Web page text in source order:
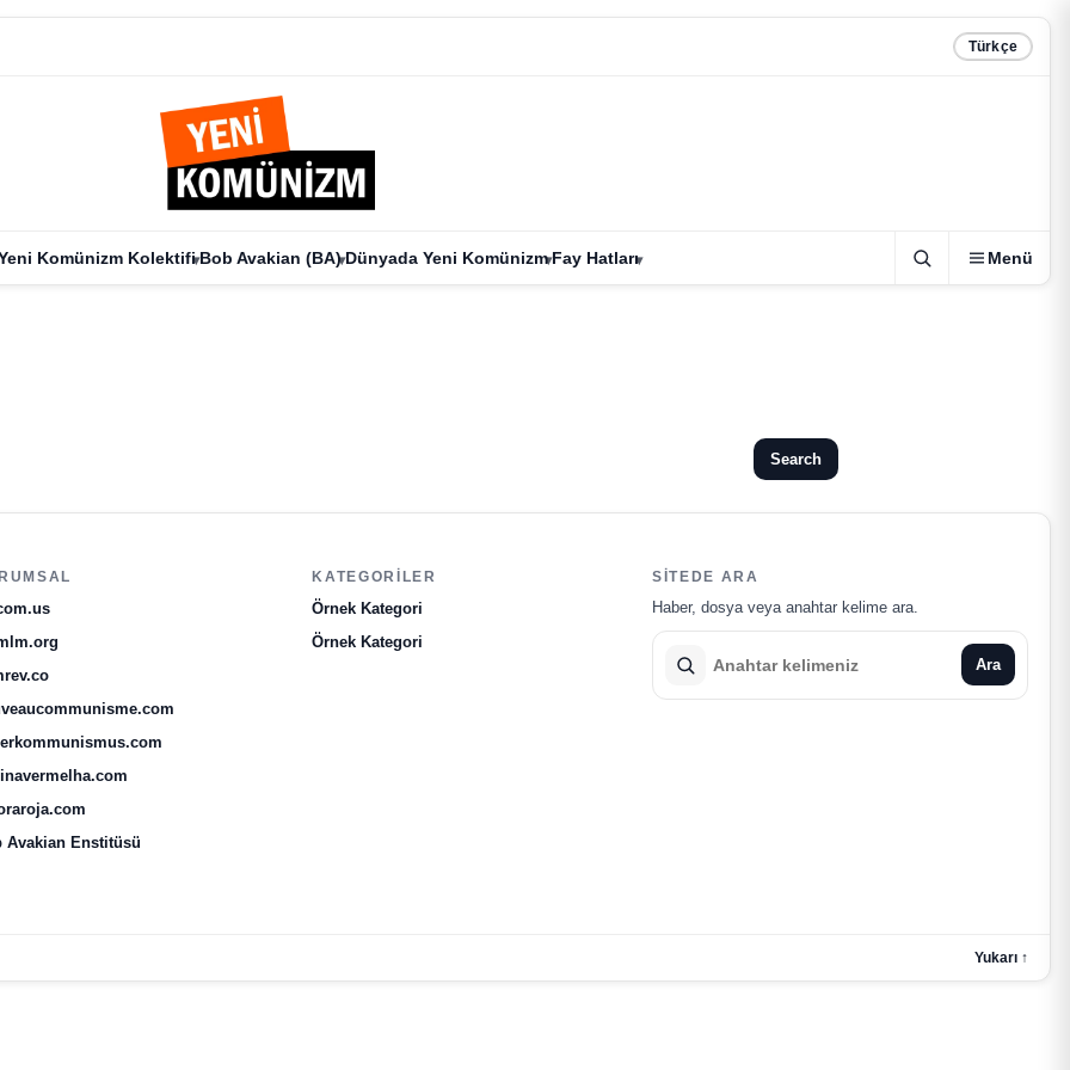
Türkçe
Komünizm KolektifiBob Avakian (BA)Dünyada Yeni KomünizmFay Hatları Menü
Search
Avakian Enstitüsü
KATEGORILER
Örnek Kategori
Örnek Kategori
SITEDE ARA
Haber, dosya veya anahtar kelime ara.
Ara
Yukarı ↑